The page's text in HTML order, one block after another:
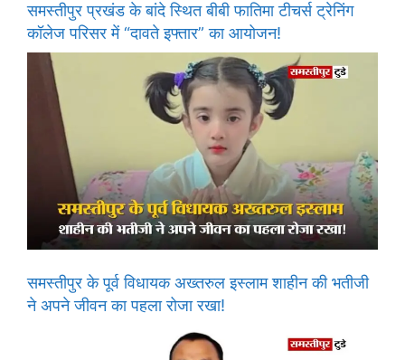
समस्तीपुर प्रखंड के बांदे स्थित बीबी फातिमा टीचर्स ट्रेनिंग
कॉलेज परिसर में “दावते इफ्तार” का आयोजन!
समस्तीपुर के पूर्व विधायक अख्तरुल इस्लाम शाहीन की भतीजी
ने अपने जीवन का पहला रोजा रखा!